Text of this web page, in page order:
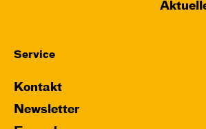
Service
Kontakt
Newsletter